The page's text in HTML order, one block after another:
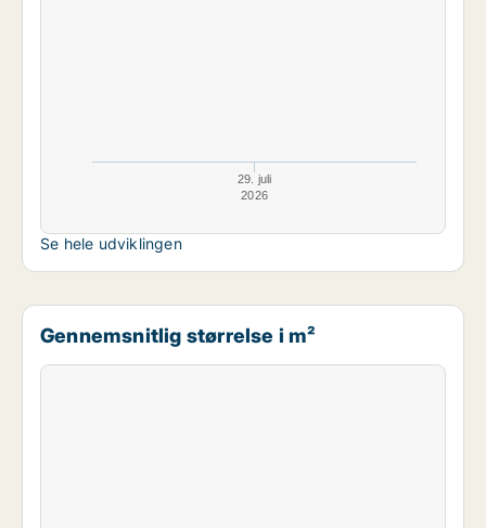
29. juli
2026
Se hele udviklingen
Gennemsnitlig størrelse i m²